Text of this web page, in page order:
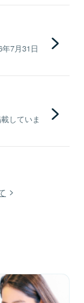
7月31日
していま